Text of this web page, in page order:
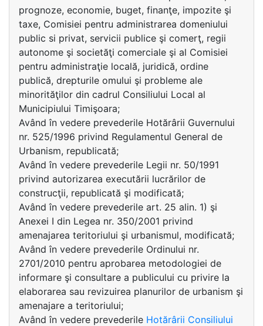
prognoze, economie, buget, finanţe, impozite şi
taxe, Comisiei pentru administrarea domeniului
public si privat, servicii publice şi comerţ, regii
autonome şi societăţi comerciale şi al Comisiei
pentru administraţie locală, juridică, ordine
publică, drepturile omului şi probleme ale
minorităţilor din cadrul Consiliului Local al
Municipiului Timişoara;
Având în vedere prevederile Hotărârii Guvernului
nr. 525/1996 privind Regulamentul General de
Urbanism, republicată;
Având în vedere prevederile Legii nr. 50/1991
privind autorizarea executării lucrărilor de
construcţii, republicată şi modificată;
Având în vedere prevederile art. 25 alin. 1) şi
Anexei I din Legea nr. 350/2001 privind
amenajarea teritoriului şi urbanismul, modificată;
Având în vedere prevederile Ordinului nr.
2701/2010 pentru aprobarea metodologiei de
informare şi consultare a publicului cu privire la
elaborarea sau revizuirea planurilor de urbanism şi
amenajare a teritoriului;
Având în vedere prevederile Hotărârii Consiliului